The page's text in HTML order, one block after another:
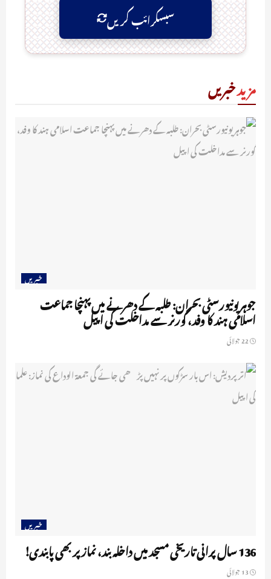
سبسکرائب کریں
مزیدخبریں
خبریں
جوہر یونیورسٹی بحران: طلبہ کے دھرنے میں پہنچا جماعت
اسلامی ہند کا وفد، گورنر سے مداخلت کی اپیل
خبریں
136 سال پرانی تاریخی مسجد میں داخلہ بند، نماز پر بھی پابندی!